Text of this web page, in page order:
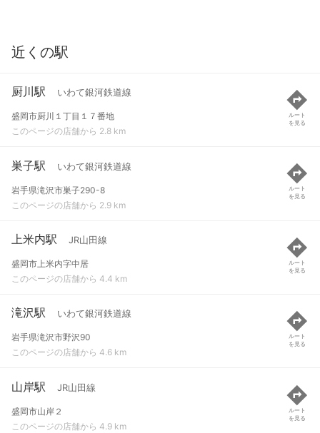
近くの駅
厨川駅 いわて銀河鉄道線
盛岡市厨川１丁目１７番地
このページの店舗から 2.8 km
ルート
を見る
巣子駅 いわて銀河鉄道線
岩手県滝沢市巣子290-8
このページの店舗から 2.9 km
ルート
を見る
上米内駅 JR山田線
盛岡市上米内字中居
このページの店舗から 4.4 km
ルート
を見る
滝沢駅 いわて銀河鉄道線
岩手県滝沢市野沢90
このページの店舗から 4.6 km
ルート
を見る
山岸駅 JR山田線
盛岡市山岸２
このページの店舗から 4.9 km
ルート
を見る